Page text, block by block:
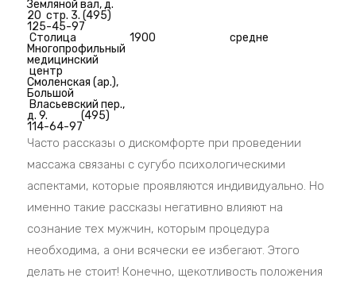
Земляной вал, д.
20 стр. 3. (495)
125-45-97
Столица
Многопрофильный
медицинский
центр
Смоленская (ар.),
Большой
Власьевский пер.,
д. 9. (495)
114-64-97
1900 средне
Часто рассказы о дискомфорте при проведении
массажа связаны с сугубо психологическими
аспектами, которые проявляются индивидуально. Но
именно такие рассказы негативно влияют на
сознание тех мужчин, которым процедура
необходима, а они всячески ее избегают. Этого
делать не стоит! Конечно, щекотливость положения